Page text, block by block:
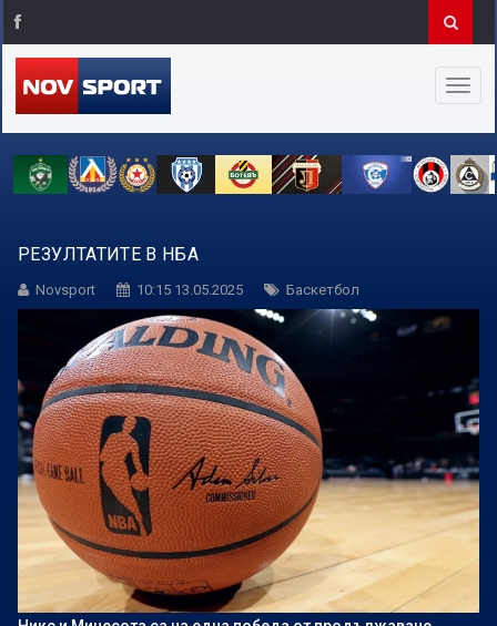
РЕЗУЛТАТИТЕ В НБА
Novsport 10:15 13.05.2025 Баскетбол